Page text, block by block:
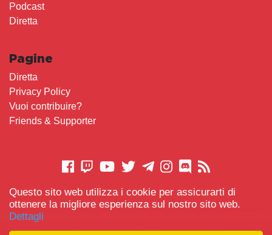
Questo sito web utilizza i cookie per assicurarti di
ottenere la migliore esperienza sul nostro sito web.
Dettagli
Podcast
Diretta
Pagine
Diretta
Privacy Policy
Vuoi contribuire?
Friends & Supporter
CONTATTACI
© 2021 Gameplay.Cafe made with Scemo chi Legge-